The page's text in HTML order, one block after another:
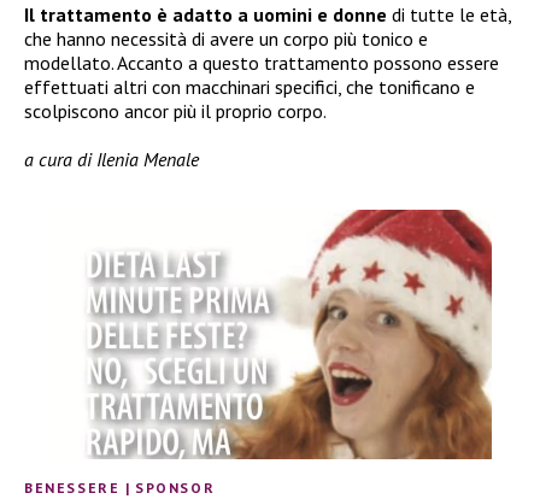
Il trattamento è adatto a uomini e donne di tutte le età,
che hanno necessità di avere un corpo più tonico e
modellato. Accanto a questo trattamento possono essere
effettuati altri con macchinari specifici, che tonificano e
scolpiscono ancor più il proprio corpo.
a cura di Ilenia Menale
BENESSERE | SPONSOR